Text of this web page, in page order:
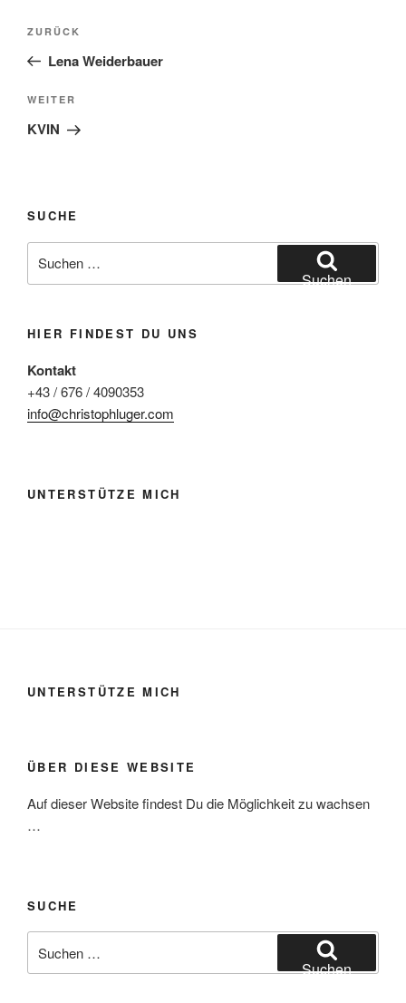
Beitragsnavigation
Vorheriger
Beitrag
ZURÜCK
Lena Weiderbauer
Nächster
Beitrag
WEITER
KVIN
SUCHE
nach:
Suchen
HIER FINDEST DU UNS
Kontakt
+43 / 676 / 4090353
info@christophluger.com
UNTERSTÜTZE MICH
UNTERSTÜTZE MICH
ÜBER DIESE WEBSITE
Auf dieser Website findest Du die Möglichkeit zu wachsen
…
SUCHE
nach:
Suchen